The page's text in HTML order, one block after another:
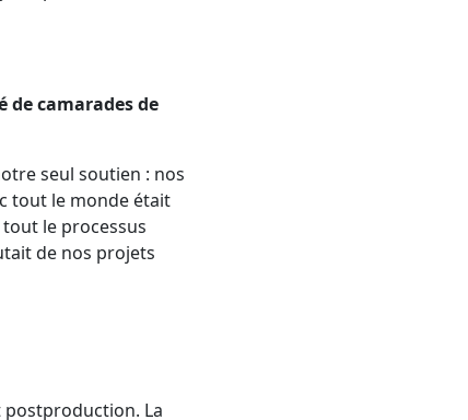
de camarades de
seul soutien : nos
tout le monde était
le processus
de nos projets
postproduction. La